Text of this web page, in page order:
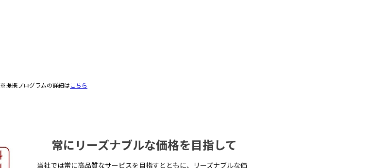
※提携プログラムの詳細はこちら
常にリーズナブルな価格を目指して
当社では常に高品質なサービスを目指すとともに、リーズナブルな価